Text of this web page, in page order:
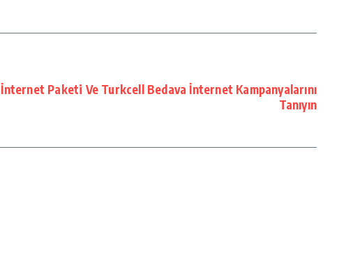
Paketi Ve Turkcell Bedava İnternet Kampanyalarını
Tanıyın